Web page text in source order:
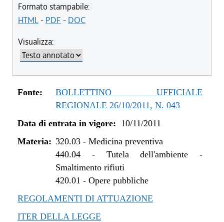
dal 29/12/2012 al 10/04/2013
dal 10/11/2011 al 28/12/2012
Formato stampabile:
HTML- PDF - DOC
Visualizza:
Fonte:
BOLLETTINO UFFICIALE
REGIONALE 26/10/2011, N. 043
Data di entrata in vigore: 10/11/2011
Materia: 320.03- Medicina preventiva
440.04- Tutela dell'ambiente -
Smaltimento rifiuti
420.01 - Opere pubbliche
REGOLAMENTI DI ATTUAZIONE
ITER DELLA LEGGE